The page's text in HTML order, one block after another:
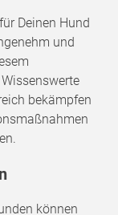
Deinen Hund
und
bekämpfen
können